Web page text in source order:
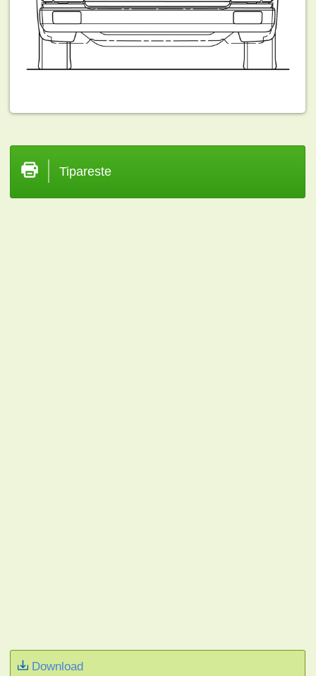
Tipareste
Download